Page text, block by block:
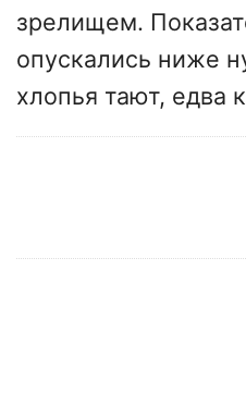
зрелищем.
опускались ниже
хлопья тают, едва